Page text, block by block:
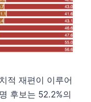
적 재편이 이루어
후보는 52.2%의